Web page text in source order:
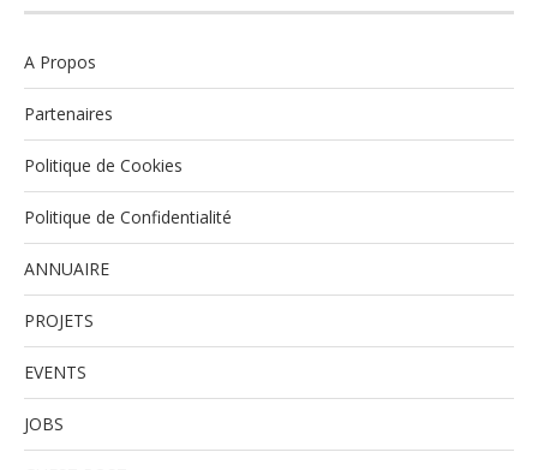
A Propos
Partenaires
Politique de Cookies
Politique de Confidentialité
ANNUAIRE
PROJETS
EVENTS
JOBS